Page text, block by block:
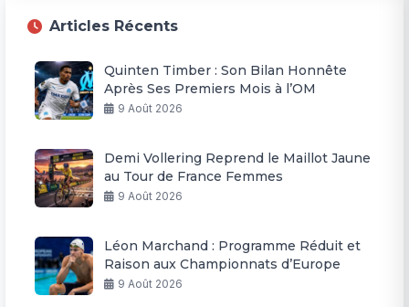
Articles Récents
Quinten Timber : Son Bilan Honnête
Après Ses Premiers Mois à l’OM
9 Août 2026
Demi Vollering Reprend le Maillot Jaune
au Tour de France Femmes
9 Août 2026
Léon Marchand : Programme Réduit et
Raison aux Championnats d’Europe
9 Août 2026